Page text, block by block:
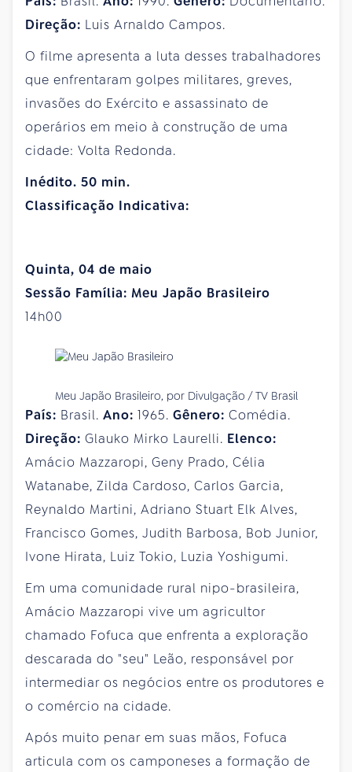
Direção: Luis Arnaldo Campos.
O filme apresenta a luta desses trabalhadores
que enfrentaram golpes militares, greves,
invasões do Exército e assassinato de
operários em meio à construção de uma
cidade: Volta Redonda.
Inédito. 50 min.
Classificação Indicativa:
Quinta, 04 de maio
Sessão Família: Meu Japão Brasileiro
14h00
Meu Japão Brasileiro, por Divulgação / TV Brasil
País: Brasil. Ano: 1965. Gênero: Comédia.
Direção: Glauko Mirko Laurelli. Elenco:
Amácio Mazzaropi, Geny Prado, Célia
Watanabe, Zilda Cardoso, Carlos Garcia,
Reynaldo Martini, Adriano Stuart Elk Alves,
Francisco Gomes, Judith Barbosa, Bob Junior,
Ivone Hirata, Luiz Tokio, Luzia Yoshigumi.
Em uma comunidade rural nipo-brasileira,
Amácio Mazzaropi vive um agricultor
chamado Fofuca que enfrenta a exploração
descarada do "seu" Leão, responsável por
intermediar os negócios entre os produtores e
o comércio na cidade.
Após muito penar em suas mãos, Fofuca
articula com os camponeses a formação de